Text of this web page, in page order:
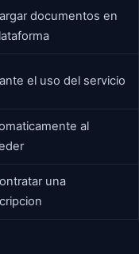
documentos en
el uso del servicio
al
una